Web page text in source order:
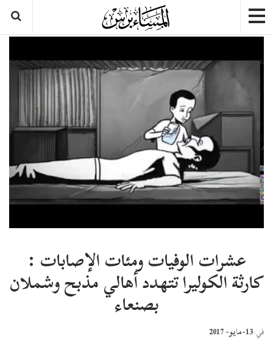
عشرات الوفيات ومئات الإصابات :
كارثة الكوليرا تتهدد أهالي مذبح وشملان
بصنعاء
في 13-مايو- 2017